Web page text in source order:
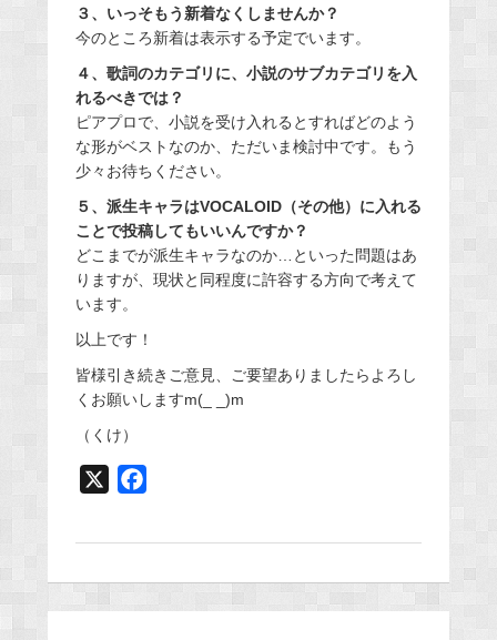
３、いっそもう新着なくしませんか？
今のところ新着は表示する予定でいます。
４、歌詞のカテゴリに、小説のサブカテゴリを入
れるべきでは？
ピアプロで、小説を受け入れるとすればどのよう
な形がベストなのか、ただいま検討中です。もう
少々お待ちください。
５、派生キャラはVOCALOID（その他）に入れる
ことで投稿してもいいんですか？
どこまでが派生キャラなのか…といった問題はあ
りますが、現状と同程度に許容する方向で考えて
います。
以上です！
皆様引き続きご意見、ご要望ありましたらよろし
くお願いしますm(_ _)m
（くけ）